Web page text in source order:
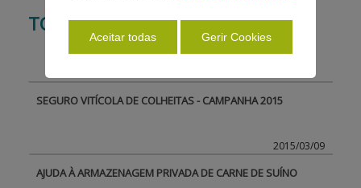
AJUDAS/APOIOS
INFORMAÇÕES
TODAS AS NOTÍCIAS
SEGURO VITÍCOLA DE COLHEITAS - CAMPANHA 2015
2015/03/09
AJUDA À ARMAZENAGEM PRIVADA DE CARNE DE SUÍNO
Aceitar todas Gerir Cookies